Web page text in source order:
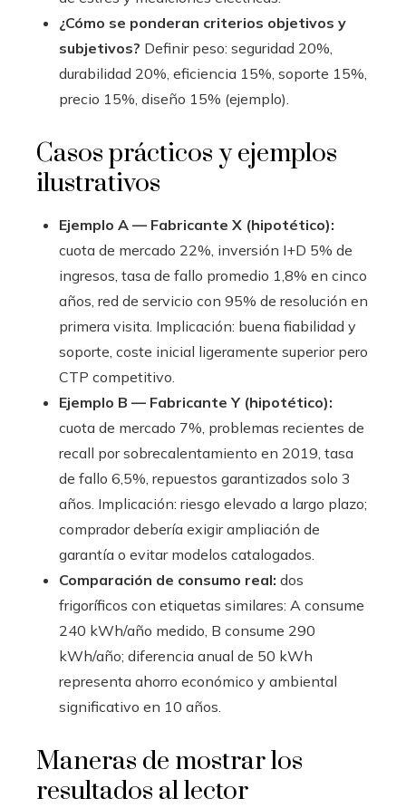
¿Cómo se ponderan criterios objetivos y
subjetivos? Definir peso: seguridad 20%,
durabilidad 20%, eficiencia 15%, soporte 15%,
precio 15%, diseño 15% (ejemplo).
Casos prácticos y ejemplos
ilustrativos
Ejemplo A — Fabricante X (hipotético):
cuota de mercado 22%, inversión I+D 5% de
ingresos, tasa de fallo promedio 1,8% en cinco
años, red de servicio con 95% de resolución en
primera visita. Implicación: buena fiabilidad y
soporte, coste inicial ligeramente superior pero
CTP competitivo.
Ejemplo B — Fabricante Y (hipotético):
cuota de mercado 7%, problemas recientes de
recall por sobrecalentamiento en 2019, tasa
de fallo 6,5%, repuestos garantizados solo 3
años. Implicación: riesgo elevado a largo plazo;
comprador debería exigir ampliación de
garantía o evitar modelos catalogados.
Comparación de consumo real: dos
frigoríficos con etiquetas similares: A consume
240 kWh/año medido, B consume 290
kWh/año; diferencia anual de 50 kWh
representa ahorro económico y ambiental
significativo en 10 años.
Maneras de mostrar los
resultados al lector